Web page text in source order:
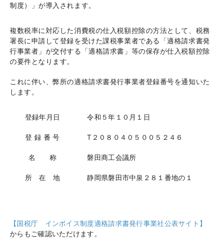
制度）」が導入されます。
複数税率に対応した消費税の仕入税額控除の方法として、税務
署⻑に申請して登録を受けた課税事業者である「適格請求書発
行事業者」が交付する「適格請求書」等の保存が仕入税額控除
の要件となります。
これに伴い、弊所の適格請求書発行事業者登録番号を通知いた
します。
登録年月日 令和５年１０月１日
登 録 番 号 T２０８０４０５００５２４６
名 称 磐田商工会議所
所 在 地 静岡県磐田市中泉２８１番地の１
【国税庁 インボイス制度適格請求書発行事業社公表サイト】
からもご確認いただけます。